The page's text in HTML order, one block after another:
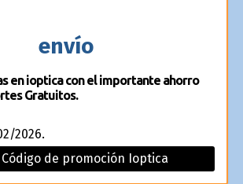
envío
en ioptica con el importante ahorro
Gratuitos.
2026.
de promoción Ioptica